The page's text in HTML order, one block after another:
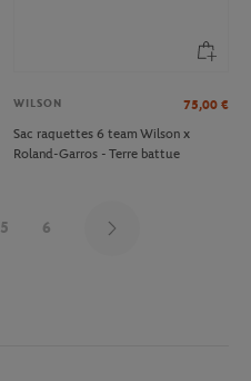
WILSON 75,00 €
Sac raquettes 6 team Wilson x
Roland-Garros - Terre battue
5 6